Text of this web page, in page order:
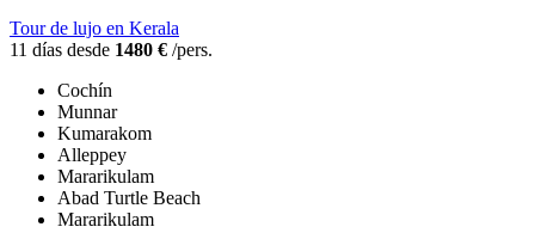
Tour de lujo en Kerala
11 días desde 1480 € /pers.
Cochín
Munnar
Kumarakom
Alleppey
Mararikulam
Abad Turtle Beach
Mararikulam